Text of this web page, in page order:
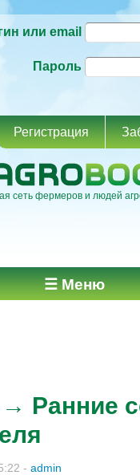
основному
или email
Пароль
Регистрация
сеть фермеров и людей
☰ Меню
→ Ранние
- admin